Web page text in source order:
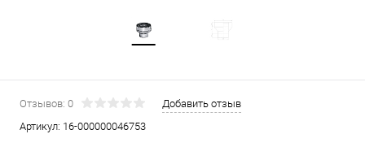
Отзывов: 0
Добавить отзыв
Артикул: 16-000000046753